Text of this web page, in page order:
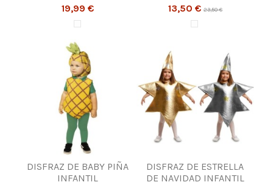
19,99 €
13,50 € 23,50 €
DISFRAZ DE BABY PIÑA
INFANTIL
DISFRAZ DE ESTRELLA
DE NAVIDAD INFANTIL